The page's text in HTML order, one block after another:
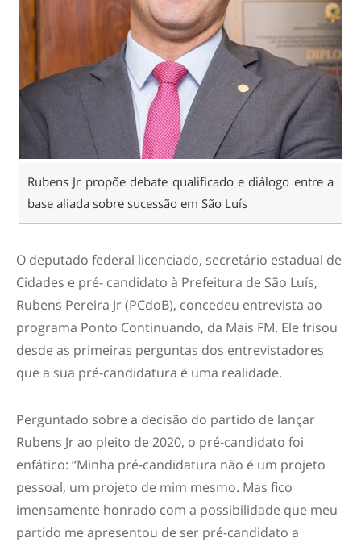
Rubens Jr propõe debate qualificado e diálogo entre a
base aliada sobre sucessão em São Luís
O deputado federal licenciado, secretário estadual de
Cidades e pré- candidato à Prefeitura de São Luís,
Rubens Pereira Jr (PCdoB), concedeu entrevista ao
programa Ponto Continuando, da Mais FM. Ele frisou
desde as primeiras perguntas dos entrevistadores
que a sua pré-candidatura é uma realidade.
Perguntado sobre a decisão do partido de lançar
Rubens Jr ao pleito de 2020, o pré-candidato foi
enfático: “Minha pré-candidatura não é um projeto
pessoal, um projeto de mim mesmo. Mas fico
imensamente honrado com a possibilidade que meu
partido me apresentou de ser pré-candidato a